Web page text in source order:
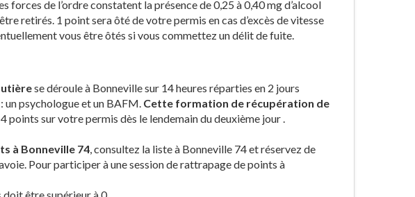
de l’ordre constatent la présence de 0,25 à 0,40 mg d’alcool
retirés. 1 point sera ôté de votre permis en cas d’excès de vitesse
vous être ôtés si vous commettez un délit de fuite.
se déroule à Bonneville sur 14 heures réparties en 2 jours
un psychologue et un BAFM. Cette formation de récupération de
sur votre permis dès le lendemain du deuxième jour .
à Bonneville 74, consultez la liste à Bonneville 74 et réservez de
Pour participer à une session de rattrapage de points à